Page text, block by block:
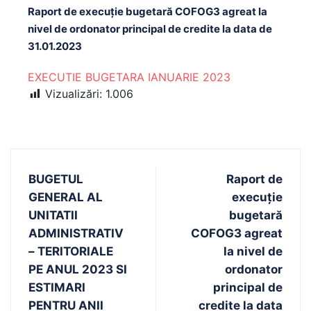
Raport de execuție bugetară COFOG3 agreat la
nivel de ordonator principal de credite la data de
31.01.2023
EXECUTIE BUGETARA IANUARIE 2023
Vizualizări: 1.006
BUGETUL
GENERAL AL
UNITATII
ADMINISTRATIV
– TERITORIALE
PE ANUL 2023 SI
ESTIMARI
PENTRU ANII
Raport de
execuție
bugetară
COFOG3 agreat
la nivel de
ordonator
principal de
credite la data